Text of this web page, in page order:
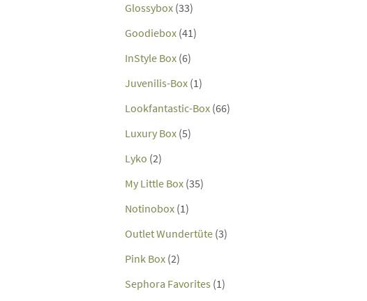
Glossybox (33)
Goodiebox (41)
InStyle Box (6)
Juvenilis-Box (1)
Lookfantastic-Box (66)
Luxury Box (5)
Lyko (2)
My Little Box (35)
Notinobox (1)
Outlet Wundertüte (3)
Pink Box (2)
Sephora Favorites (1)